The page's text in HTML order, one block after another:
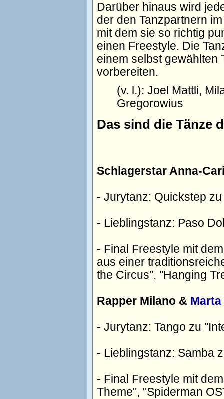
Darüber hinaus wird
der den Tanzpartnern
mit dem sie so richtig
einen Freestyle. Die
einem selbst gewählten
vorbereiten.
(v. l.): Joel Mattli,
Gregorowius
Das sind die Tänze
Schlagerstar Anna-
- Jurytanz: Quickstep
- Lieblingstanz: Paso
- Final Freestyle mit
aus einer
the Circus", "Hanging
Rapper Milano &
- Jurytanz: Tango zu
- Lieblingstanz: Samba
- Final Freestyle mit
Theme", "Spiderman